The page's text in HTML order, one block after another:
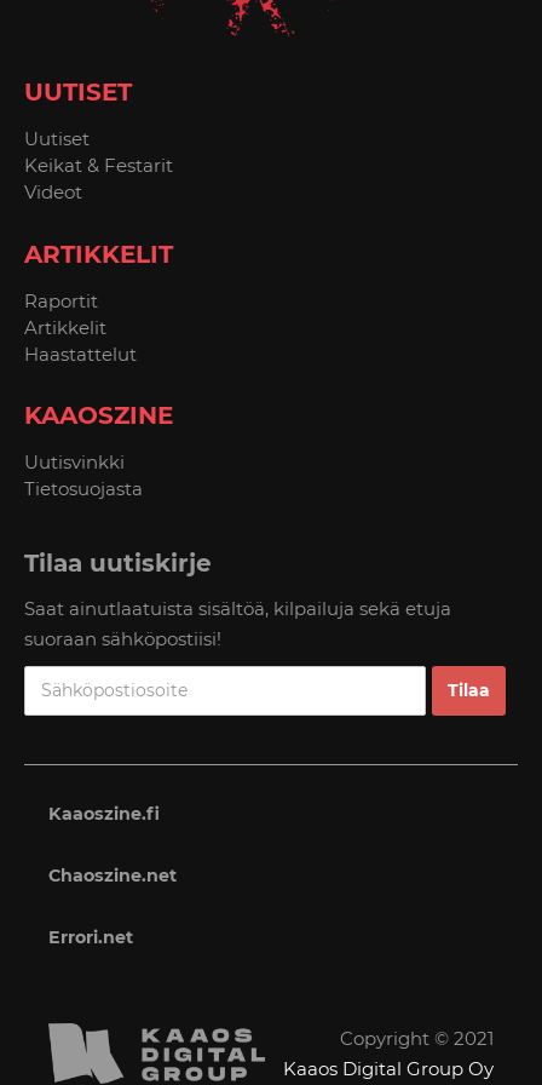
UUTISET
Uutiset
Keikat & Festarit
Videot
ARTIKKELIT
Raportit
Artikkelit
Haastattelut
KAAOSZINE
Uutisvinkki
Tietosuojasta
Tilaa uutiskirje
Saat ainutlaatuista sisältöä, kilpailuja sekä etuja
suoraan sähköpostiisi!
Kaaoszine.fi
Chaoszine.net
Errori.net
Copyright © 2021
Kaaos Digital Group Oy